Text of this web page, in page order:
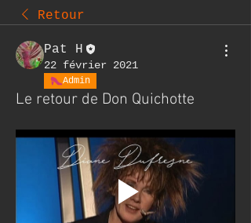
Retour
Pat H
22 février 2021
Admin
Le retour de Don Quichotte